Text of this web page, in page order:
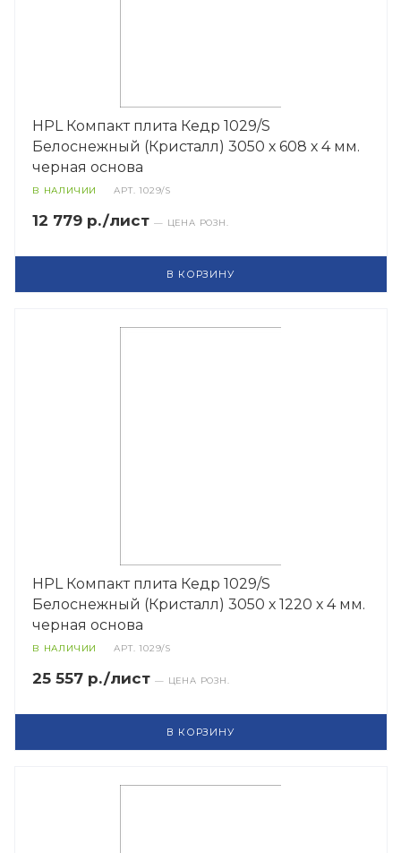
HPL Компакт плита Кедр 1029/S
Белоснежный (Кристалл) 3050 х 608 х 4 мм.
черная основа
В НАЛИЧИИ АРТ.1029/S
12 779 р./лист — ЦЕНА РОЗН.
В КОРЗИНУ
HPL Компакт плита Кедр 1029/S
Белоснежный (Кристалл) 3050 х 1220 х 4 мм.
черная основа
В НАЛИЧИИ АРТ.1029/S
25 557 р./лист — ЦЕНА РОЗН.
В КОРЗИНУ